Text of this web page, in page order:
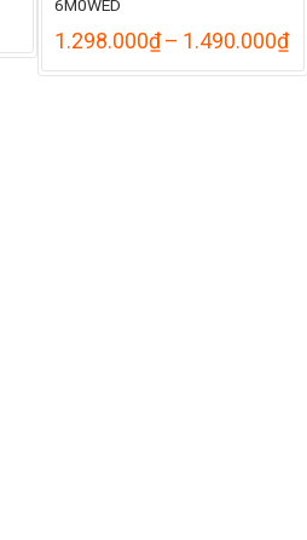
6M0WED
1.298.000₫– 1.490.000₫
từ